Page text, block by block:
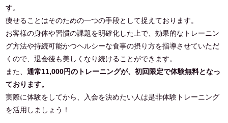
す。
痩せることはそのための一つの手段として捉えております。
お客様の身体や習慣の課題を明確化した上で、効果的なトレーニン
グ方法や持続可能かつヘルシーな食事の摂り方を指導させていただ
くので、退会後も美しくなり続けることができます。
また、通常11,000円のトレーニングが、初回限定で体験無料となっ
ております。
実際に体験をしてから、入会を決めたい人は是非体験トレーニング
を活用しましょう！